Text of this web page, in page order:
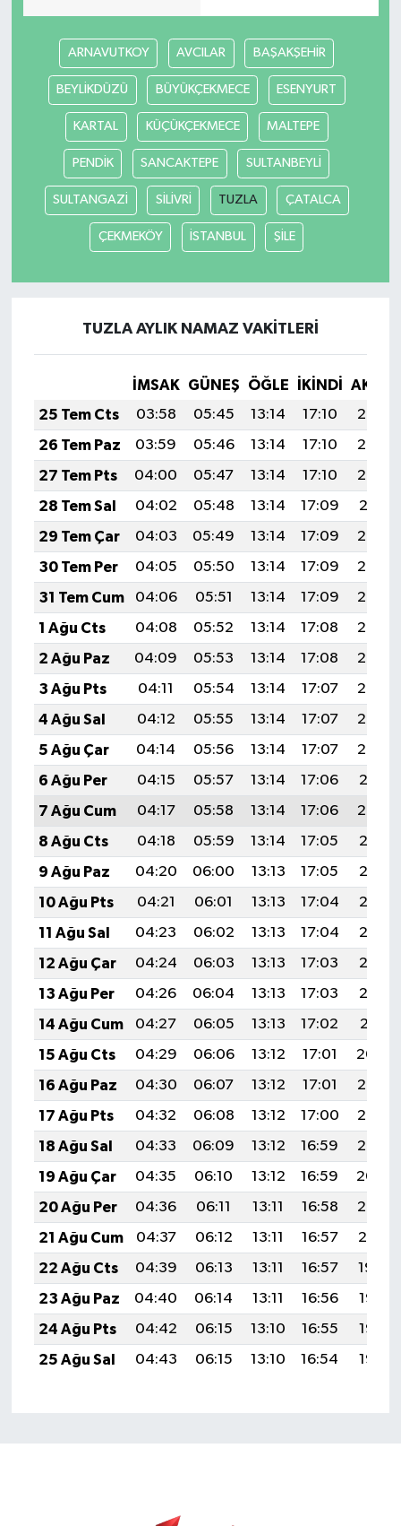
ARNAVUTKOY AVCILAR BAŞAKŞEHİR
BEYLİKDÜZÜ BÜYÜKÇEKMECE ESENYURT
KARTAL KÜÇÜKÇEKMECE MALTEPE
PENDİK SANCAKTEPE SULTANBEYLİ
SULTANGAZİ SİLİVRİ TUZLA ÇATALCA
ÇEKMEKÖY İSTANBUL ŞİLE
TUZLA AYLIK NAMAZ VAKITLERI
İMSAK GÜNEŞ ÖĞLE İKINDI
25 Tem Cts
03:58 05:45 13:14 17:10
20:33
26 Tem Paz
03:59 05:46 13:14 17:10
20:32
27 Tem Pts
04:00 05:47 13:14 17:10
20:32
28 Tem Sal
04:02 05:48 13:14 17:09
20:31
29 Tem Çar
04:03 05:49 13:14 17:09
20:30
30 Tem Per
04:05 05:50 13:14 17:09
20:29
31 Tem Cum
04:06 05:51 13:14 17:09
20:28
1 Ağu Cts
04:08 05:52 13:14 17:08
20:26
2 Ağu Paz
04:09 05:53 13:14 17:08
20:25
3 Ağu Pts
04:11 05:54 13:14 17:07
20:24
4 Ağu Sal
04:12 05:55 13:14 17:07
20:23
5 Ağu Çar
04:14 05:56 13:14 17:07
20:22
6 Ağu Per
04:15 05:57 13:14 17:06
20:21
7 Ağu Cum
04:17 05:58 13:14 17:06
20:20
8 Ağu Cts
04:18 05:59 13:14 17:05
20:18
9 Ağu Paz
04:20 06:00 13:13 17:05
20:17
10 Ağu Pts
04:21 06:01 13:13 17:04
20:16
11 Ağu Sal
04:23 06:02 13:13 17:04
20:15
12 Ağu Çar
04:24 06:03 13:13 17:03
20:13
13 Ağu Per
04:26 06:04 13:13 17:03
20:12
14 Ağu Cum
04:27 06:05 13:13 17:02
20:11
15 Ağu Cts
04:29 06:06 13:12 17:01
20:09
16 Ağu Paz
04:30 06:07 13:12 17:01
20:08
17 Ağu Pts
04:32 06:08 13:12 17:00
20:06
18 Ağu Sal
04:33 06:09 13:12 16:59
20:05
19 Ağu Çar
04:35 06:10 13:12 16:59
20:04
20 Ağu Per
04:36 06:11 13:11 16:58
20:02
21 Ağu Cum
04:37 06:12 13:11 16:57
20:01
22 Ağu Cts
04:39 06:13 13:11 16:57
19:59
23 Ağu Paz
04:40 06:14 13:11 16:56
19:58
24 Ağu Pts
04:42 06:15 13:10 16:55
19:56
25 Ağu Sal
04:43 06:15 13:10 16:54 19:55